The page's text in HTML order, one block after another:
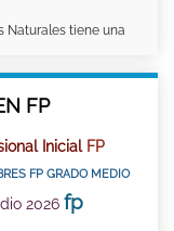
Naturales tiene una
FP
Inicial FP
FP GRADO MEDIO
2026 fp